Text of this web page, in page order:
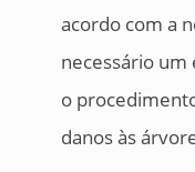
acordo com a
necessário um
o
danos às